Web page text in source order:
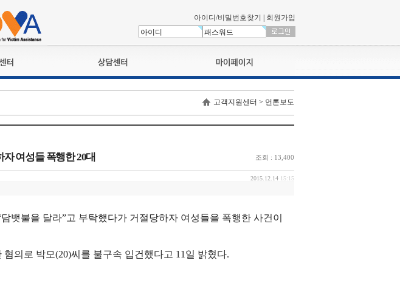
아이디/비밀번호찾기 회원가입
상담접수
나의신청내역
교육영상강의실
나의활동내역
나의 연회비
고객지원센터 > 언론보도
여성들 폭행한 20대 조회 : 13,400
2015.12.14 15:15
뱃불을 달라”고 부탁했다가 거절당하자 여성들을 폭행한 사건이
의로 박모(20)씨를 불구속 입건했다고 11일 밝혔다.